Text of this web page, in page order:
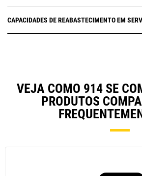
CAPACIDADES DE REABASTECIMENTO EM
VEJA COMO 914 SE
PRODUTOS